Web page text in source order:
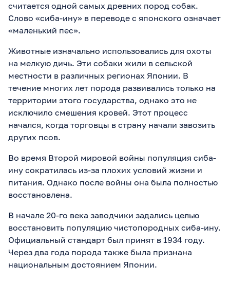
считается одной самых древних пород собак.
Слово «сиба-ину» в переводе с японского означает
«маленький пес».
Животные изначально использовались для охоты
на мелкую дичь. Эти собаки жили в сельской
местности в различных регионах Японии. В
течение многих лет порода развивались только на
территории этого государства, однако это не
исключило смешения кровей. Этот процесс
начался, когда торговцы в страну начали завозить
других псов.
Во время Второй мировой войны популяция сиба-
ину сократилась из-за плохих условий жизни и
питания. Однако после войны она была полностью
восстановлена.
В начале 20-го века заводчики задались целью
восстановить популяцию чистопородных сиба-ину.
Официальный стандарт был принят в 1934 году.
Через два года порода также была признана
национальным достоянием Японии.